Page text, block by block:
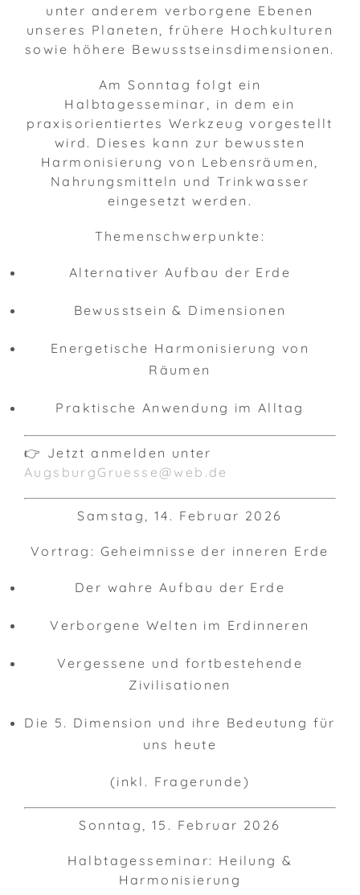
unter anderem verborgene Ebenen
unseres Planeten, frühere Hochkulturen
sowie höhere Bewusstseinsdimensionen.
Am Sonntag folgt ein
Halbtagesseminar, in dem ein
praxisorientiertes Werkzeug vorgestellt
wird. Dieses kann zur bewussten
Harmonisierung von Lebensräumen,
Nahrungsmitteln und Trinkwasser
eingesetzt werden.
Themenschwerpunkte:
Alternativer Aufbau der Erde
Bewusstsein & Dimensionen
Energetische Harmonisierung von
Räumen
Praktische Anwendung im Alltag
👉 Jetzt anmelden unter
AugsburgGruesse@web.de
Samstag, 14. Februar 2026
Vortrag: Geheimnisse der inneren Erde
Der wahre Aufbau der Erde
Verborgene Welten im Erdinneren
Vergessene und fortbestehende
Zivilisationen
Die 5. Dimension und ihre Bedeutung für
uns heute
(inkl. Fragerunde)
Sonntag, 15. Februar 2026
Halbtagesseminar: Heilung &
Harmonisierung